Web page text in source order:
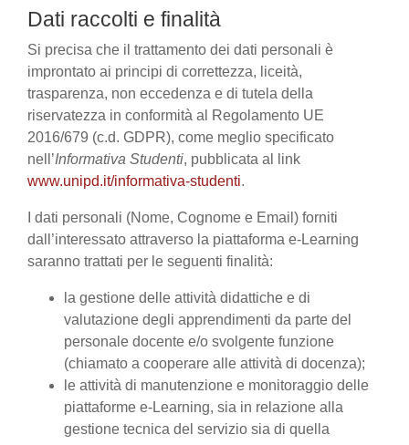
Dati raccolti e finalità
Si precisa che il trattamento dei dati personali è
improntato ai principi di correttezza, liceità,
trasparenza, non eccedenza e di tutela della
riservatezza in conformità al Regolamento UE
2016/679 (c.d. GDPR), come meglio specificato
nell’Informativa Studenti, pubblicata al link
www.unipd.it/informativa-studenti.
I dati personali (Nome, Cognome e Email) forniti
dall’interessato attraverso la piattaforma e-Learning
saranno trattati per le seguenti finalità:
la gestione delle attività didattiche e di
valutazione degli apprendimenti da parte del
personale docente e/o svolgente funzione
(chiamato a cooperare alle attività di docenza);
le attività di manutenzione e monitoraggio delle
piattaforme e-Learning, sia in relazione alla
gestione tecnica del servizio sia di quella